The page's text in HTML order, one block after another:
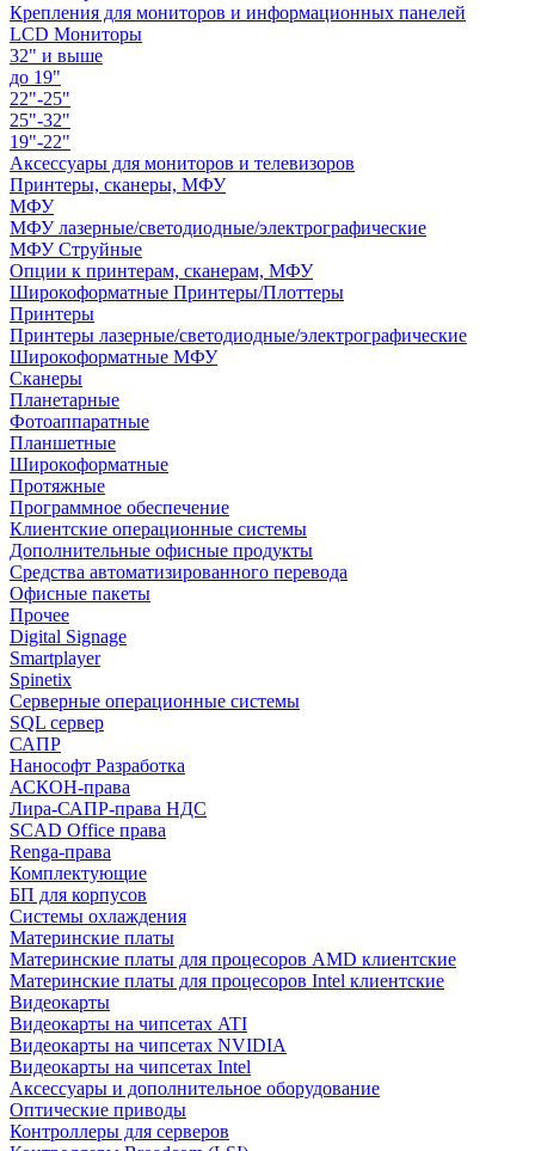
Крепления для мониторов и информационных панелей
LCD Мониторы
32" и выше
до 19"
22"-25"
25"-32"
19"-22"
Аксессуары для мониторов и телевизоров
Принтеры, сканеры, МФУ
МФУ
МФУ лазерные/светодиодные/электрографические
МФУ Струйные
Опции к принтерам, сканерам, МФУ
Широкоформатные Принтеры/Плоттеры
Принтеры
Принтеры лазерные/светодиодные/электрографические
Широкоформатные МФУ
Сканеры
Планетарные
Фотоаппаратные
Планшетные
Широкоформатные
Протяжные
Программное обеспечение
Клиентские операционные системы
Дополнительные офисные продукты
Средства автоматизированного перевода
Офисные пакеты
Прочее
Digital Signage
Smartplayer
Spinetix
Серверные операционные системы
SQL сервер
САПР
Нанософт Разработка
АСКОН-права
Лира-САПР-права НДС
SCAD Office права
Renga-права
Комплектующие
БП для корпусов
Системы охлаждения
Материнские платы
Материнские платы для процесоров AMD клиентские
Материнские платы для процесоров Intel клиентские
Видеокарты
Видеокарты на чипсетах ATI
Видеокарты на чипсетах NVIDIA
Видеокарты на чипсетах Intel
Аксессуары и дополнительное оборудование
Оптические приводы
Контроллеры для серверов